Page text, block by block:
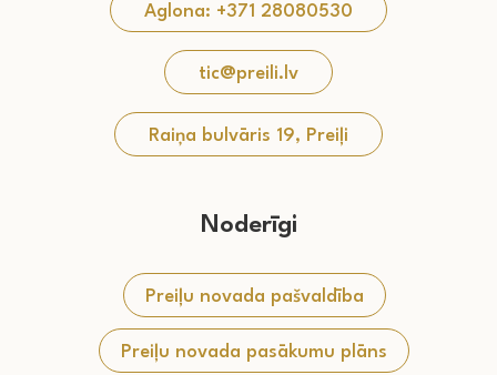
Aglona: +371 28080530
tic@preili.lv
Raiņa bulvāris 19, Preiļi
Noderīgi
Preiļu novada pašvaldība
Preiļu novada pasākumu plāns